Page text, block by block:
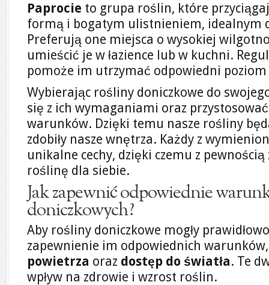
Paprocie to grupa roślin, które
formą i bogatym ulistnieniem, idealnym
Preferują one miejsca o wysokiej
umieścić je w łazience lub w kuchni.
pomoże im utrzymać odpowiedni
Wybierając rośliny doniczkowe do
się z ich wymaganiami oraz
warunków. Dzięki temu nasze rośliny
zdobiły nasze wnętrza. Każdy z
unikalne cechy, dzięki czemu z
roślinę dla siebie.
Jak zapewnić odpowiednie
doniczkowych?
Aby rośliny doniczkowe mogły
zapewnienie im odpowiednich
powietrza oraz dostęp do światła. Te
wpływ na zdrowie i wzrost roślin.